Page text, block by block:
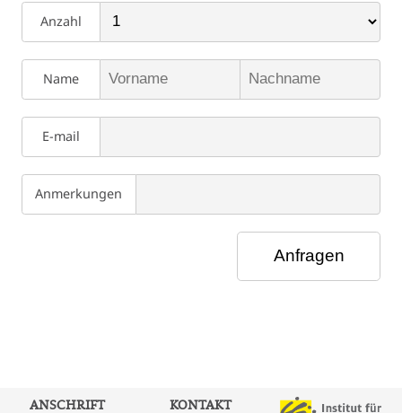
Anzahl
Name
E-mail
Anmerkungen
ANSCHRIFT KONTAKT